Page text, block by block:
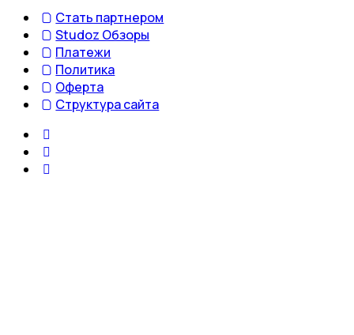
Стать партнером
Studoz Обзоры
Платежи
Политика
Оферта
Структура сайта